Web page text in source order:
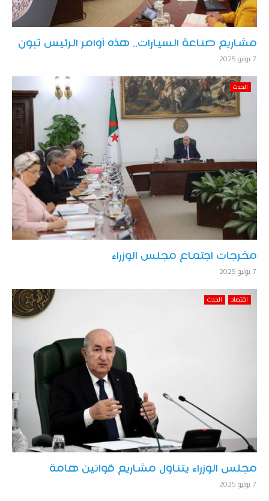
مشاريع صناعة السيارات.. هذه أوامر الرئيس تبون
7 يوليو 2025
الحدث
مخرجات اجتماع مجلس الوزراء
7 يوليو 2025
اقتصاد الحدث
مجلس الوزراء يتناول مشاريع قوانين هامة
7 يوليو 2025